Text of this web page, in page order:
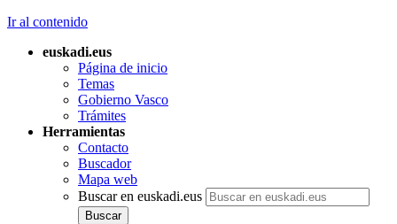
Ir al contenido
euskadi.eus
Página de inicio
Temas
Gobierno Vasco
Trámites
Herramientas
Contacto
Buscador
Mapa web
Buscar en euskadi.eus